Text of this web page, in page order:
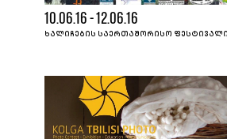
10.06.16 - 12.06.16
ᲮᲐᲚᲘᲩᲔᲑᲘᲡ ᲡᲐᲔᲠᲗᲐᲨᲝᲠᲘᲡᲝ ᲤᲔᲡᲢᲘᲕᲐᲚᲘ